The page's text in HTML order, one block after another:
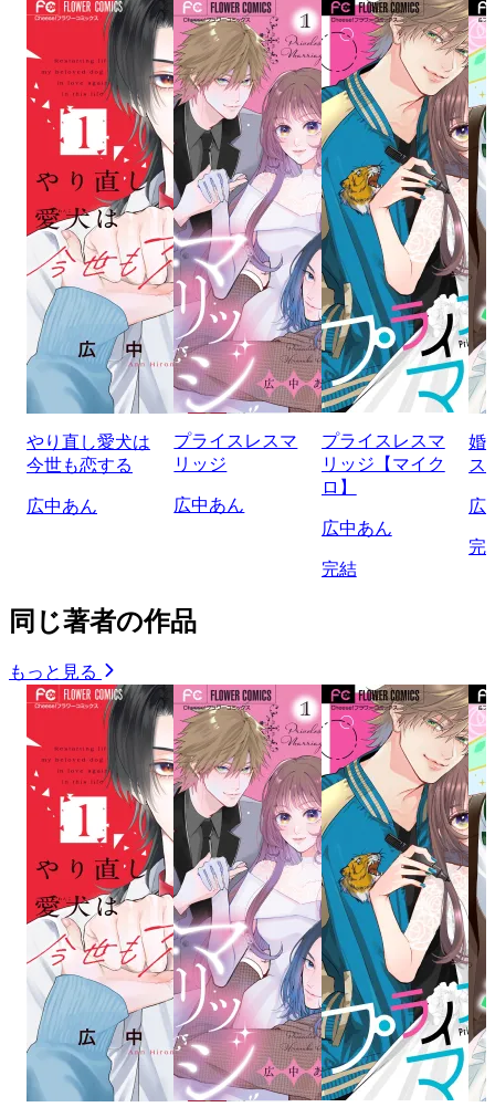
やり直し愛犬は
今世も恋する
広中あん
プライスレスマ
リッジ
広中あん
プライスレスマ
リッジ【マイク
ロ】
広中あん
完結
婚
ス
広
完
同じ著者の作品
もっと見る